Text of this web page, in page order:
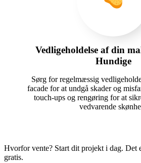
Vedligeholdelse af din
Hundige
Sørg for regelmæssig
facade for at undgå skader og
touch-ups og rengøring for at
vedvarende
Hvorfor vente? Start dit projekt i dag. Det
gratis.